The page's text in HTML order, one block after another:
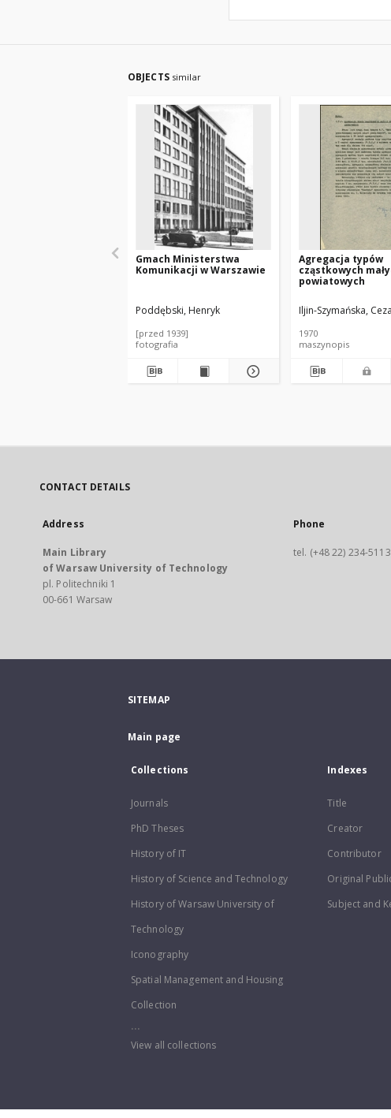
OBJECTS similar
Gmach Ministerstwa
Komunikacji w Warszawie
Poddębski, Henryk
[przed 1939]
fotografia
Agregacja typów
cząstkowych
powiatowych
Iljin-Szymańska,
1970
maszynopis
CONTACT DETAILS
Address
Main Library
of Warsaw University of Technology
pl. Politechniki 1
00-661 Warsaw
Phone
tel. (+48 22) 234-
SITEMAP
Main page
Collections
Journals
PhD Theses
History of IT
History of Science and Technology
History of Warsaw University of
Technology
Iconography
Spatial Management and Housing
Collection
...
View all collections
Indexes
Title
Creator
Contributor
Original
Subject and